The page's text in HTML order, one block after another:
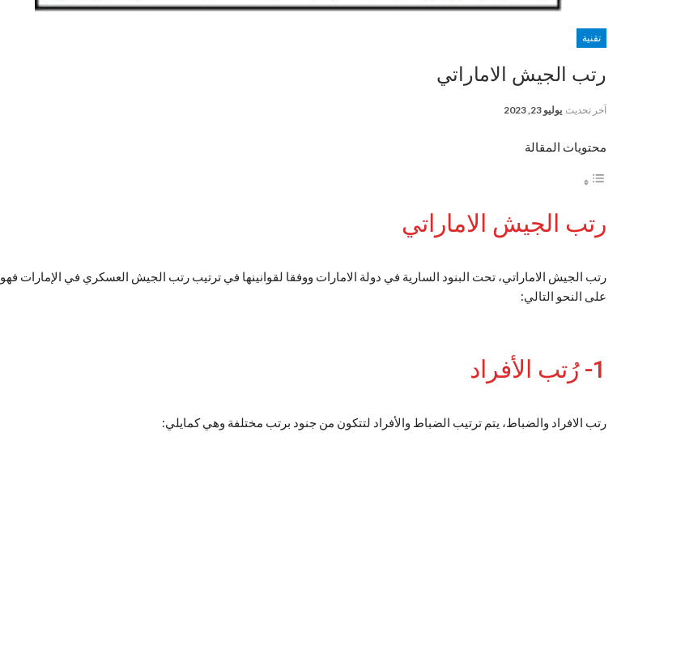
تقنية
رتب الجيش الاماراتي
آخر تحديث يوليو 23, 2023
محتويات المقالة
رتب الجيش الاماراتي
رتب الجيش الاماراتي، تحت البنود السارية في دولة الامارات ووفقا لقوانينها في ترتيب رتب الجيش العسكري في الإمارات فهو
على النحو التالي:
1- رُتب الأفراد
رتب الافراد والضباط، يتم ترتيب الضباط والأفراد لتتكون من جنود برتب مختلفة وهي كمايلي: